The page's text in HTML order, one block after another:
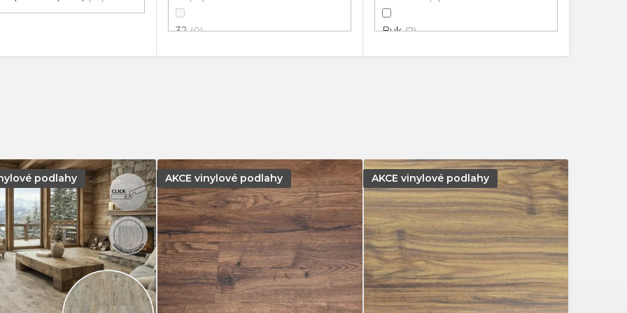
32 0
42 41
43 23
Buk 2
Jilm 4
Kámen 26
Kaštan 3
Ořech 1
Dlažba
podlahy AKCE vinylové podlahy AKCE vinylové podlahy